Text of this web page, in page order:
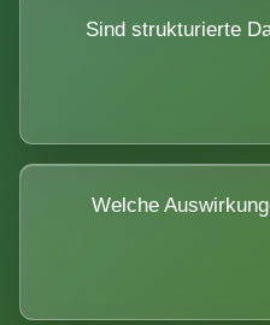
Sind strukturierte
Welche